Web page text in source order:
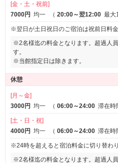
部屋タイプ
和室 ※一部
3
1名利用可
その他
ワンガレージ
[金・土・祝前]
7000円 均一 （ 20:00～翌12:00 最大
※翌日が土日祝日のご宿泊は祝前日料金
※2名様迄の料金となります。超過人
す。
※当館指定日は除きます。
休憩
[月～金]
3000円 均一 （ 06:00～24:00 滞在時
[土・日・祝]
4000円 均一 （ 06:00～24:00 滞在時
※24時を超えると宿泊料金に切り替わり
※2名様迄の料金となります。超過人